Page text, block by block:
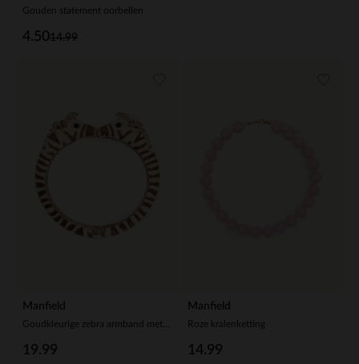
Gouden statement oorbellen
14.99
4.50
Manfield
19.99
Manfield
Roze kralenketting
14.99